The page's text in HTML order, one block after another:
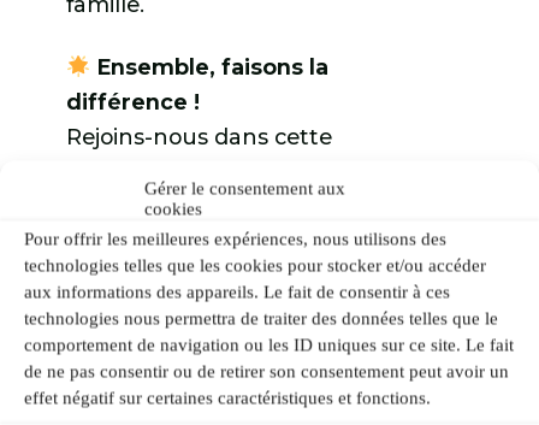
Gérer le consentement aux
cookies
Pour offrir les meilleures expériences, nous utilisons des
technologies telles que les cookies pour stocker et/ou accéder
aux informations des appareils. Le fait de consentir à ces
technologies nous permettra de traiter des données telles que le
comportement de navigation ou les ID uniques sur ce site. Le fait
de ne pas consentir ou de retirer son consentement peut avoir un
effet négatif sur certaines caractéristiques et fonctions.
Ensemble, faisons la
différence !
Rejoins-nous dans cette
soutien, petit ou grand,
peut faire toute la
différence. Pour nous
soutenir, 2 options
(déductibles d’impôts):
Tu veuxnous